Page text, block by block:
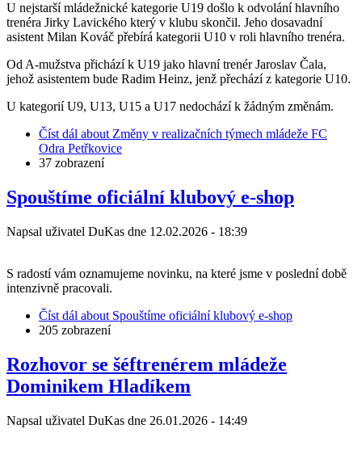
U nejstarší mládežnické kategorie U19 došlo k odvolání hlavního
trenéra Jirky Lavického který v klubu skončil. Jeho dosavadní
asistent Milan Kováč přebírá kategorii U10 v roli hlavního trenéra.
Od A-mužstva přichází k U19 jako hlavní trenér Jaroslav Čala,
jehož asistentem bude Radim Heinz, jenž přechází z kategorie U10.
U kategorií U9, U13, U15 a U17 nedochází k žádným změnám.
Číst dál about Změny v realizačních týmech mládeže FC
Odra Petřkovice
37 zobrazení
Spouštíme oficiální klubový e-shop
Napsal uživatel DuKas dne 12.02.2026 - 18:39
S radostí vám oznamujeme novinku, na které jsme v poslední době
intenzivně pracovali.
Číst dál about Spouštíme oficiální klubový e-shop
205 zobrazení
Rozhovor se šéftrenérem mládeže
Dominikem Hladíkem
Napsal uživatel DuKas dne 26.01.2026 - 14:49